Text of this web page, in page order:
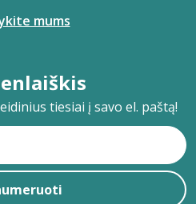
mums
tiesiai į savo el. paštą!